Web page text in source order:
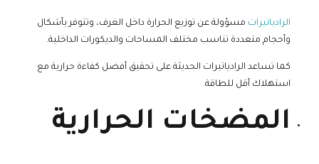
الرادياتيرات مسؤولة عن توزيع الحرارة داخل الغرف، وتتوفر بأشكال
وأحجام متعددة تناسب مختلف المساحات والديكورات الداخلية.
كما تساعد الرادياتيرات الحديثة على تحقيق أفضل كفاءة حرارية مع
استهلاك أقل للطاقة.
المضخات الحرارية